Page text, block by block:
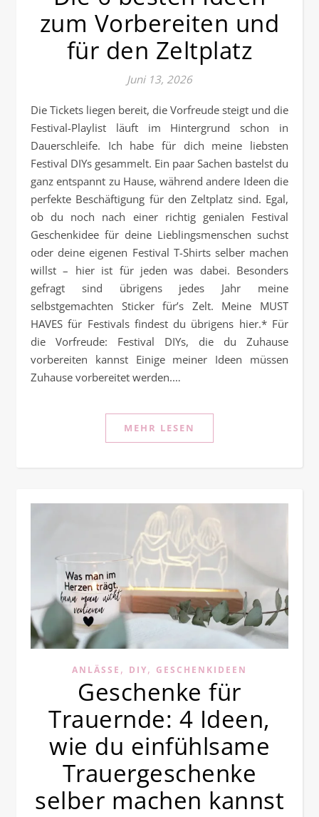
zum Vorbereiten und
für den Zeltplatz
Juni 13, 2026
Die Tickets liegen bereit, die Vorfreude steigt und die
Festival-Playlist läuft im Hintergrund schon in
Dauerschleife. Ich habe für dich meine liebsten
Festival DIYs gesammelt. Ein paar Sachen bastelst du
ganz entspannt zu Hause, während andere Ideen die
perfekte Beschäftigung für den Zeltplatz sind. Egal,
ob du noch nach einer richtig genialen Festival
Geschenkidee für deine Lieblingsmenschen suchst
oder deine eigenen Festival T-Shirts selber machen
willst – hier ist für jeden was dabei. Besonders
gefragt sind übrigens jedes Jahr meine
selbstgemachten Sticker für’s Zelt. Meine MUST
HAVES für Festivals findest du übrigens hier.* Für
die Vorfreude: Festival DIYs, die du Zuhause
vorbereiten kannst Einige meiner Ideen müssen
Zuhause vorbereitet werden.…
MEHR LESEN
ANLÄSSE , DIY, GESCHENKIDEEN
Geschenke für
Trauernde: 4 Ideen,
wie du einfühlsame
Trauergeschenke
selber machen kannst